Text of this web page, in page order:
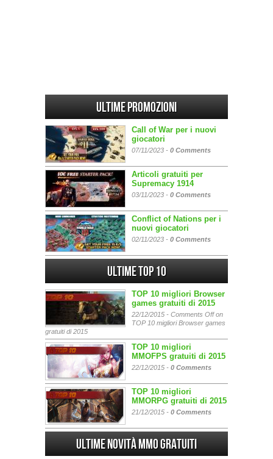
Ultime promozioni
Call of War per i nuovi
giocatori
07/11/2023 - 0 Comments
Articoli gratuiti per
Supremacy 1914
03/11/2023 - 0 Comments
Conflict of Nations per i
nuovi giocatori
02/11/2023 - 0 Comments
Ultime Top 10
TOP 10 migliori Browser
games gratuiti di 2015
22/12/2015 - Comments Offon
TOP 10 migliori Browser games
gratuiti di 2015
TOP 10 migliori
MMOFPS gratuiti di 2015
22/12/2015 - 0 Comments
TOP 10 migliori
MMORPG gratuiti di 2015
21/12/2015 - 0 Comments
Ultime Novità MMO gratuiti